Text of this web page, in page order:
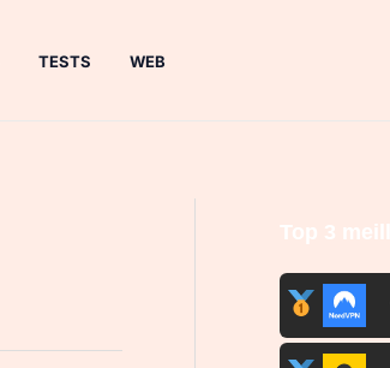
TESTS WEB
Top 3